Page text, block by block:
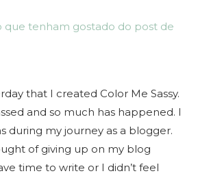
que tenham gostado do post de
that I created Color Me Sassy.
and so much has happened. I
during my journey as a blogger.
of giving up on my blog
time to write or I didn’t feel